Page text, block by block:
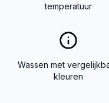
temperatuur
Wassen met
kleuren